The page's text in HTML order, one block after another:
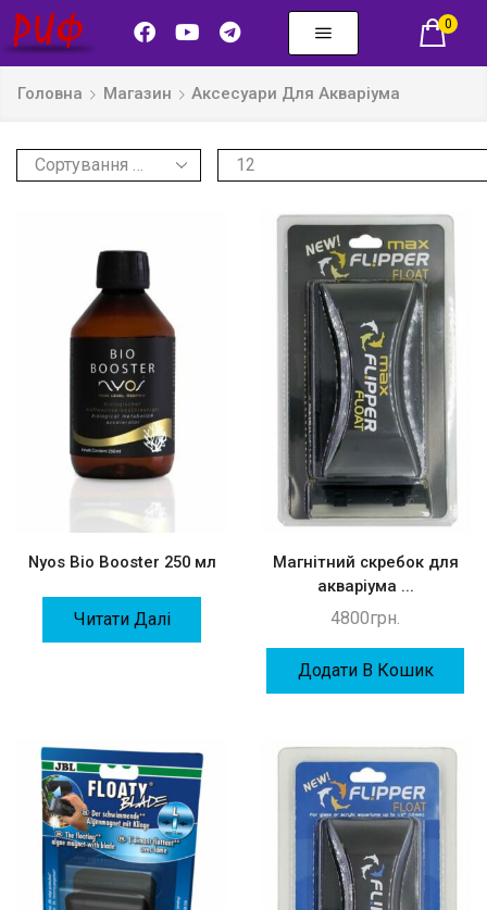
0
Головна Магазин Аксесуари Для Акваріума
Nyos Bio Booster 250 мл
Читати Далі
Магнітний скребок для
акваріума ...
4800грн.
Додати В Кошик